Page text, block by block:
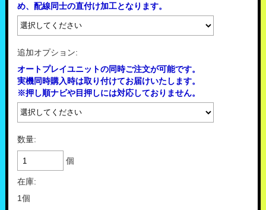
め、配線同士の直付け加工となります。
追加オプション:
オートプレイユニットの同時ご注文が可能です。
実機同時購入時は取り付けてお届けいたします。
※押し順ナビや目押しには対応しておりません。
数量:
個
在庫:
1個